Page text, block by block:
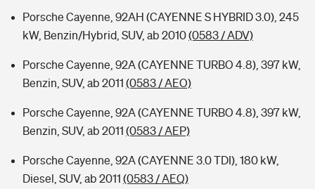
Porsche Cayenne, 92AH (CAYENNE S HYBRID 3.0), 245
kW, Benzin/Hybrid, SUV, ab 2010(0583 / ADV)
Porsche Cayenne, 92A (CAYENNE TURBO 4.8), 397 kW,
Benzin, SUV, ab 2011 (0583 / AEO)
Porsche Cayenne, 92A (CAYENNE TURBO 4.8), 397 kW,
Benzin, SUV, ab 2011 (0583 / AEP)
Porsche Cayenne, 92A (CAYENNE 3.0 TDI), 180 kW,
Diesel, SUV, ab 2011 (0583 / AEQ)